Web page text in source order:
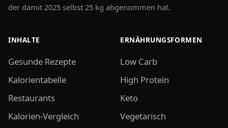
der damit 2025 selbst 25 kg abgenommen hat.
INHALTE
Gesunde Rezepte
Kalorientabelle
Restaurants
Kalorien-Vergleich
ERNÄHRUNGSFORMEN
Low Carb
High Protein
Keto
Vegetarisch